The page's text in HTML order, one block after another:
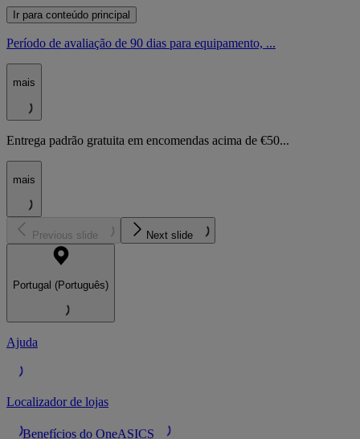
Ir para conteúdo principal
Período de avaliação de 90 dias para equipamento, ...
mais
Entrega padrão gratuita em encomendas acima de €50...
mais
Previous slide Next slide
Portugal (Português)
Ajuda
Localizador de lojas
Benefícios do OneASICS